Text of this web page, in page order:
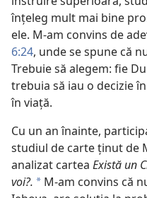
înţeleg mult mai bine
ele. M-am convins de
6:24, unde se spune că
Trebuie să alegem: fie
trebuia să iau o decizie
în viaţă.
Cu un an înainte,
studiul de carte ţinut de
analizat cartea Există un
voi?. a M-am convins că